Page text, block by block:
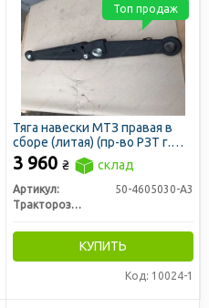
Тяга навески МТЗ правая в
сборе (литая) (пр-во РЗТ г.
Ромны)
3 960 ₴ склад
Артикул:
50-4605030-А3
Тракторозапчасть г. Ромны
КУПИТЬ
Код: 10024-1
Топ продаж